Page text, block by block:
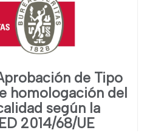
de Tipo
homologación del
según la
2014/68/UE